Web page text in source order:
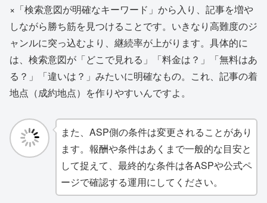
×「検索意図が明確なキーワード」から入り、記事を増や
しながら勝ち筋を見つけることです。いきなり高難度のジ
ャンルに突っ込むより、継続率が上がります。具体的に
は、検索意図が「どこで見れる」「料金は？」「無料はあ
る？」「違いは？」みたいに明確なもの。これ、記事の着
地点（成約地点）を作りやすいんですよ。
また、ASP側の条件は変更されることがあり
ます。報酬や条件はあくまで一般的な目安と
して捉えて、最終的な条件は各ASPや公式ペ
ージで確認する運用にしてください。